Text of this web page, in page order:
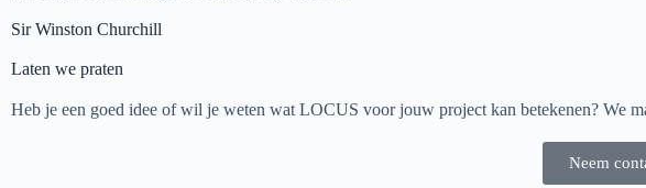
Sir Winston Churchill
Laten we praten
Heb je een goed idee of wil je weten wat LOCUS voor jouw project kan betekenen? We
Neem